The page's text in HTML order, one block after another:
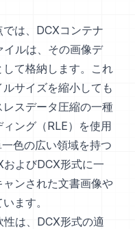
は、DCXコンテナ
ルは、その画像デ
て格納します。これ
サイズを縮小しても
スデータ圧縮の一種
ング（RLE）を使用
色の広い領域を持つ
よびDCX形式に一
ンされた文書画像や
ます。
は、DCX形式の適